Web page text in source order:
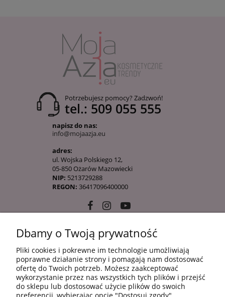
Potrzebujesz pomocy? Zadzwoń!
tel.: 509 055 555
napisz do nas:
info@mojaazja.eu
adres:
ul. Wojska Polskiego 12,
05-850 Ożarów Mazowiecki
NIP: 5213729288
REGON: 36417096400000
10 KROKÓW KOREAŃSKIEJ PIELĘGANCJI
INFORMACJE
Dbamy o Twoją prywatność
Pliki cookies i pokrewne im technologie umożliwiają
poprawne działanie strony i pomagają nam dostosować
ofertę do Twoich potrzeb. Możesz zaakceptować
wykorzystanie przez nas wszystkich tych plików i przejść
do sklepu lub dostosować użycie plików do swoich